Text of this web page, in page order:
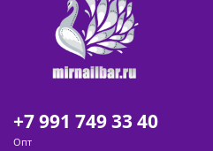
+7 991 749 33 40
Опт